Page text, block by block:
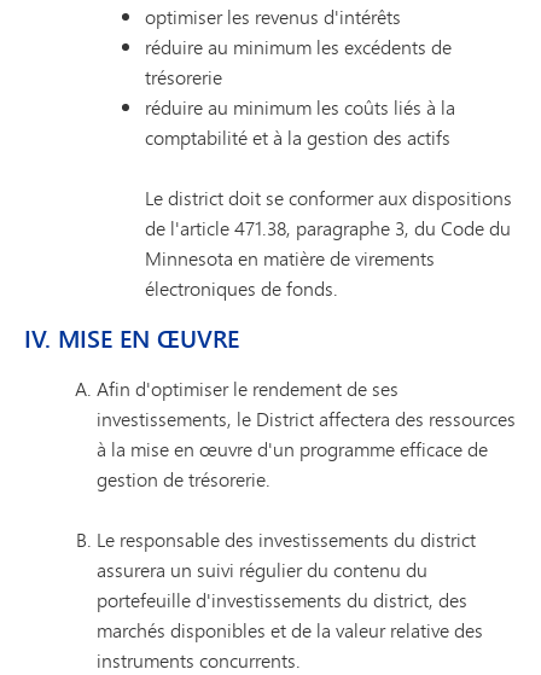
optimiser les revenus d'intérêts
réduire au minimum les excédents de
trésorerie
réduire au minimum les coûts liés à la
comptabilité et à la gestion des actifs
Le district doit se conformer aux dispositions
de l'article 471.38, paragraphe 3, du Code du
Minnesota en matière de virements
électroniques de fonds.
IV. MISE EN ŒUVRE
Afin d'optimiser le rendement de ses
investissements, le District affectera des ressources
à la mise en œuvre d'un programme efficace de
gestion de trésorerie.
Le responsable des investissements du district
assurera un suivi régulier du contenu du
portefeuille d'investissements du district, des
marchés disponibles et de la valeur relative des
instruments concurrents.